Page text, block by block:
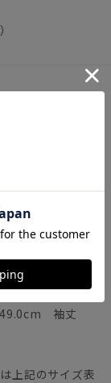
袖丈
袖丈
袖丈
袖丈
上記のサイズ表